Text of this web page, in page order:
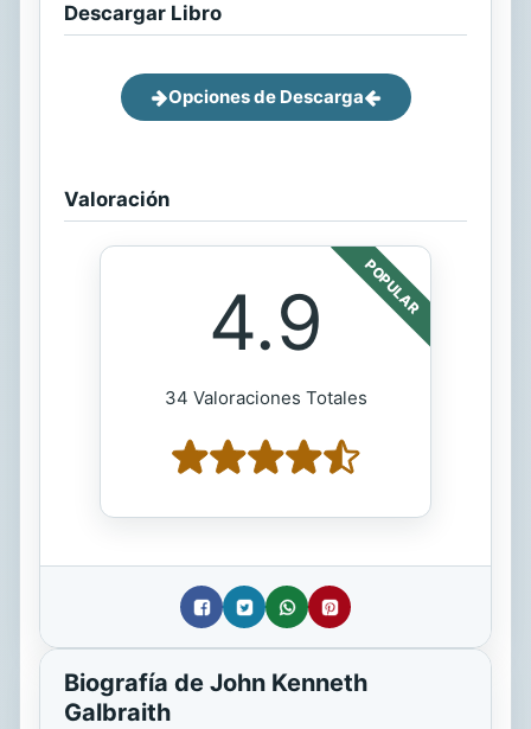
Descargar Libro
Opciones de Descarga
Valoración
POPULAR
4.9
34 Valoraciones Totales
Biografía de John Kenneth
Galbraith